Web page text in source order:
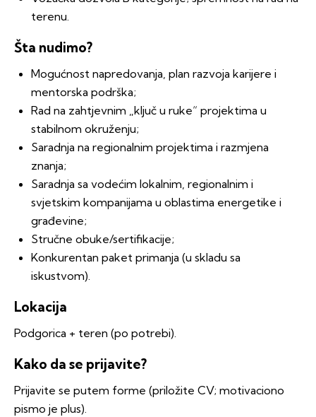
terenu.
Šta nudimo?
Mogućnost napredovanja, plan razvoja karijere i
mentorska podrška;
Rad na zahtjevnim „ključ u ruke“ projektima u
stabilnom okruženju;
Saradnja na regionalnim projektima i razmjena
znanja;
Saradnja sa vodećim lokalnim, regionalnim i
svjetskim kompanijama u oblastima energetike i
građevine;
Stručne obuke/sertifikacije;
Konkurentan paket primanja (u skladu sa
iskustvom).
Lokacija
Podgorica + teren (po potrebi).
Kako da se prijavite?
Prijavite se putem forme (priložite CV; motivaciono
pismo je plus).